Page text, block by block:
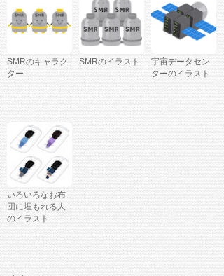
SMRのキャラク
ター
SMRのイラスト
宇宙データセン
ターのイラスト
いろいろなお布
団に埋もれる人
のイラスト